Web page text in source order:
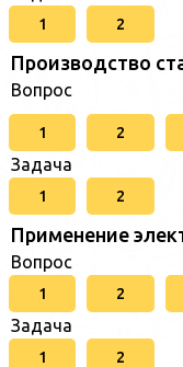
1 2
Производство
Вопрос
1 2
Задача
1 2
Применение
Вопрос
1 2
Задача
1 2